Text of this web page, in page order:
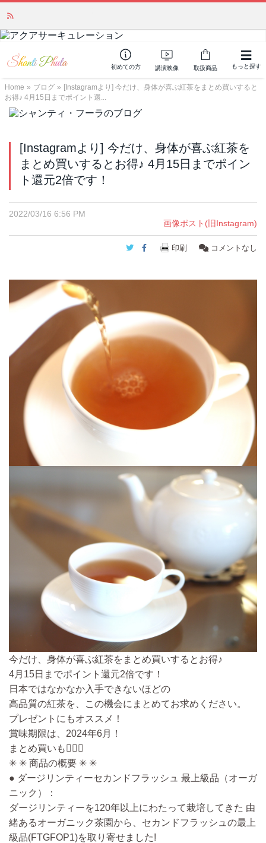
初めての方 講演映像 取扱商品 もっと探す
Home » ブログ » [Instagramより] 今だけ、身体が喜ぶ紅茶をまとめ買いすると
お得♪ 4月15日までポイント還...
[Instagramより] 今だけ、身体が喜ぶ紅茶を
まとめ買いするとお得♪ 4月15日までポイン
ト還元2倍です！
2022/03/16 6:56 PM
画像ポスト(旧Instagram)
Twitter
Facebook
印刷 コメントなし
今だけ、身体が喜ぶ紅茶をまとめ買いするとお得♪
4月15日までポイント還元2倍です！
日本ではなかなか入手できないほどの
高品質の紅茶を、この機会にまとめてお求めください。
プレゼントにもオススメ！
賞味期限は、2024年6月！
まとめ買いも🙆‍♀️✨
✳ ✳ 商品の概要 ✳ ✳
● ダージリンティーセカンドフラッシュ 最上級品（オーガ
ニック）：
ダージリンティーを120年以上にわたって栽培してきた 由
緒あるオーガニック茶園から、セカンドフラッシュの最上
級品(FTGFOP1)を取り寄せました!